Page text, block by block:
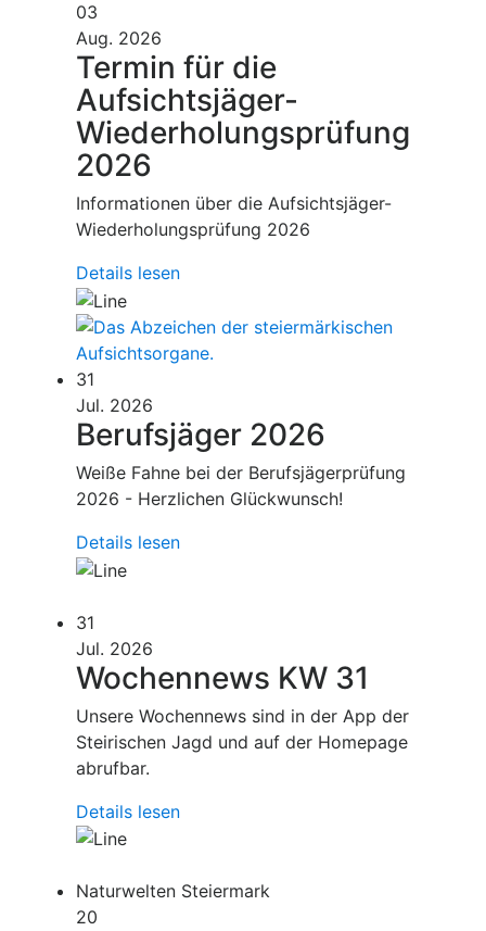
03
Aug. 2026
Termin für die
Aufsichtsjäger-
Wiederholungsprüfung
2026
Informationen über die Aufsichtsjäger-
Wiederholungsprüfung 2026
Details lesen
31
Jul. 2026
Berufsjäger 2026
Weiße Fahne bei der Berufsjägerprüfung
2026 - Herzlichen Glückwunsch!
Details lesen
31
Jul. 2026
Wochennews KW 31
Unsere Wochennews sind in der App der
Steirischen Jagd und auf der Homepage
abrufbar.
Details lesen
Naturwelten Steiermark
20